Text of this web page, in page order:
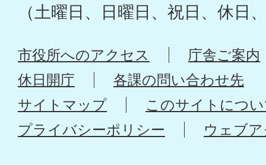
（土曜日、日曜日、祝日、休日
市役所へのアクセス
庁舎ご案内
休日開庁
各課の問い合わせ先
サイトマップ
このサイトにつ
プライバシーポリシー
ウェブ